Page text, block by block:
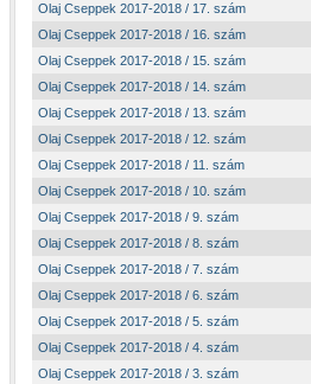
Olaj Cseppek 2017-2018 / 17. szám
Olaj Cseppek 2017-2018 / 16. szám
Olaj Cseppek 2017-2018 / 15. szám
Olaj Cseppek 2017-2018 / 14. szám
Olaj Cseppek 2017-2018 / 13. szám
Olaj Cseppek 2017-2018 / 12. szám
Olaj Cseppek 2017-2018 / 11. szám
Olaj Cseppek 2017-2018 / 10. szám
Olaj Cseppek 2017-2018 / 9. szám
Olaj Cseppek 2017-2018 / 8. szám
Olaj Cseppek 2017-2018 / 7. szám
Olaj Cseppek 2017-2018 / 6. szám
Olaj Cseppek 2017-2018 / 5. szám
Olaj Cseppek 2017-2018 / 4. szám
Olaj Cseppek 2017-2018 / 3. szám